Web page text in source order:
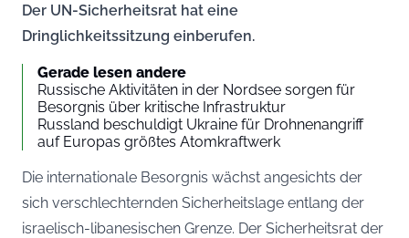
Der UN-Sicherheitsrat hat eine
Dringlichkeitssitzung einberufen.
Gerade lesen andere
Russische Aktivitäten in der Nordsee sorgen für
Besorgnis über kritische Infrastruktur
Russland beschuldigt Ukraine für Drohnenangriff
auf Europas größtes Atomkraftwerk
Die internationale Besorgnis wächst angesichts der
sich verschlechternden Sicherheitslage entlang der
israelisch-libanesischen Grenze. Der Sicherheitsrat der